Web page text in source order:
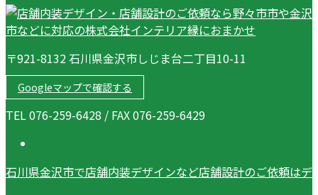
〒921-8132 石川県金沢市しじま台二丁目10-11
Googleマップで確認する
TEL 076-259-6428 / FAX 076-259-6429
石川県金沢市で店舗内装デザインなど店舗設計のご依頼は